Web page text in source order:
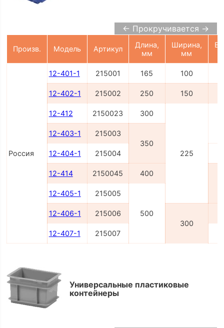
← Прокручивается →
Произв. Модель Артикул
Длина,
мм
Ширина,
мм
Россия
12-401-1 215001 165 100
12-402-1 215002 250 150
12-412 2150023 300
225
12-403-1
215003
350
12-404-1
215004
12-414 2150045
400
12-405-1
215005
500
12-406-1
215006
300
12-407-1 215007
Универсальные пластиковые
контейнеры